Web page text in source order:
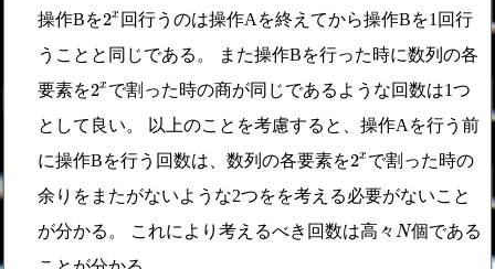
操作Bを2x
2x 回行うのは操作Aを終えてから操作Bを1回行
うことと同じである。 また操作Bを行った時に数列の各
要素を2x
2xで割った時の商が同じであるような回数は1つ
として良い。 以上のことを考慮すると、操作Aを行う前
に操作Bを行う回数は、数列の各要素を2x
2xで割った時の
余りをまたがないような2つをを考える必要がないこと
が分かる。 これにより考えるべき回数は高々N
N個である